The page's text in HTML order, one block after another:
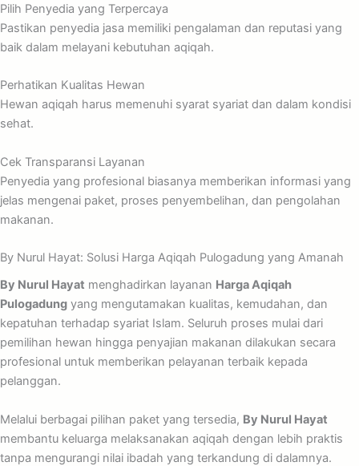
Pilih Penyedia yang Terpercaya
Pastikan penyedia jasa memiliki pengalaman dan reputasi yang
baik dalam melayani kebutuhan aqiqah.
Perhatikan Kualitas Hewan
Hewan aqiqah harus memenuhi syarat syariat dan dalam kondisi
sehat.
Cek Transparansi Layanan
Penyedia yang profesional biasanya memberikan informasi yang
jelas mengenai paket, proses penyembelihan, dan pengolahan
makanan.
By Nurul Hayat: Solusi Harga Aqiqah Pulogadung yang Amanah
By Nurul Hayat menghadirkan layanan Harga Aqiqah
Pulogadung yang mengutamakan kualitas, kemudahan, dan
kepatuhan terhadap syariat Islam. Seluruh proses mulai dari
pemilihan hewan hingga penyajian makanan dilakukan secara
profesional untuk memberikan pelayanan terbaik kepada
pelanggan.
Melalui berbagai pilihan paket yang tersedia, By Nurul Hayat
membantu keluarga melaksanakan aqiqah dengan lebih praktis
tanpa mengurangi nilai ibadah yang terkandung di dalamnya.